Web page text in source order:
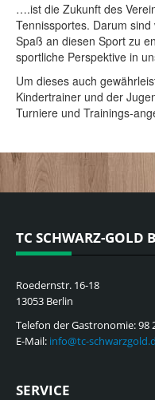
TRAINING
Mannschaften &
Förderkonzept
Trainer
JUGEND
Mannschaften &
EVENTS & TERMINE
GASTRONOMIE
….ist die Zukunft des
Tennissportes. Darum
Spaß an diesen Sport zu
sportliche Perspektive in
Um dieses auch
Kindertrainer und der
Turniere und Trainings-
TC SCHWARZ-GOLD
Roedernstr. 16-18
13053 Berlin
Telefon der Gastronomie: 98
E-Mail: info@tc-
SERVICE